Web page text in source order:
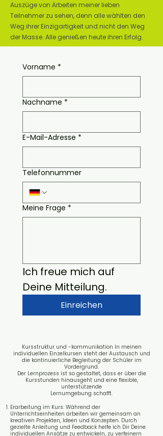
Auszüge von Arbeiten meiner lieben
Teilnehmer zu sehen, denn alle wählten den
Weg ihrer Einzigartigkeit und nicht den Weg
der Masse. Alle genießen heute ihren Erfolg.
Vorname *
Nachname *
E-Mail-Adresse *
Telefonnummer
Meine Frage *
Ich freue mich auf
Deine Mitteilung.
Einreichen
Kursstruktur und -kommunikation In meinen
individuellen Einzelkursen steht der Austausch und
die kontinuierliche Begleitung der Schüler im
Vordergrund.
Der Lernprozess ist so gestaltet, dass er über die
Kursstunden hinausgeht und eine flexible,
unterstützende
Lernumgebung schafft.
Erarbeitung im Kurs: Während der
Unterrichtseinheiten arbeiten wir gemeinsam an
kreativen Projekten, Ideen und Konzepten. Durch
gezielte Anleitung und Feedback helfe ich Dir Deine
individuellen Ansätze zu entwickeln, zu verfeinern